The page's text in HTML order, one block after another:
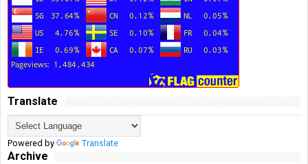
Translate
Powered by Translate
Archive